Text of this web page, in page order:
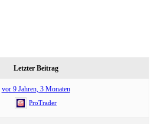
Letzter Beitrag
vor 9 Jahren, 3 Monaten
ProTrader